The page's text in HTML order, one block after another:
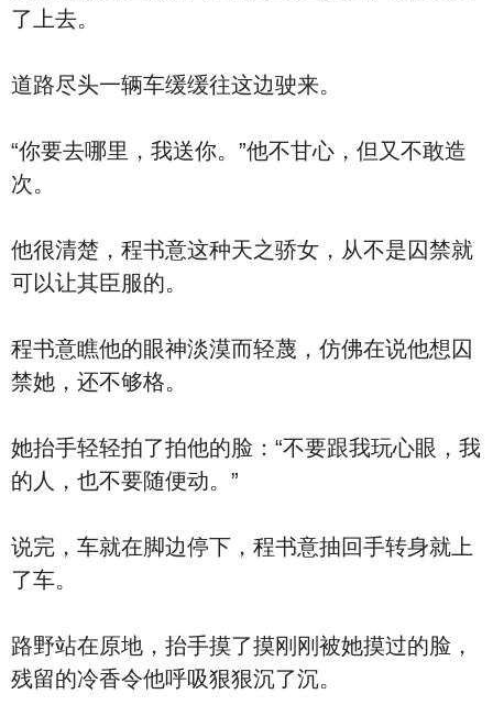
了上去。
道路尽头一辆车缓缓往这边驶来。
“你要去哪里，我送你。”他不甘心，但又不敢造
次。
他很清楚，程书意这种天之骄女，从不是囚禁就
可以让其臣服的。
程书意瞧他的眼神淡漠而轻蔑，仿佛在说他想囚
禁她，还不够格。
她抬手轻轻拍了拍他的脸：“不要跟我玩心眼，我
的人，也不要随便动。”
说完，车就在脚边停下，程书意抽回手转身就上
了车。
路野站在原地，抬手摸了摸刚刚被她摸过的脸，
残留的冷香令他呼吸狠狠沉了沉。